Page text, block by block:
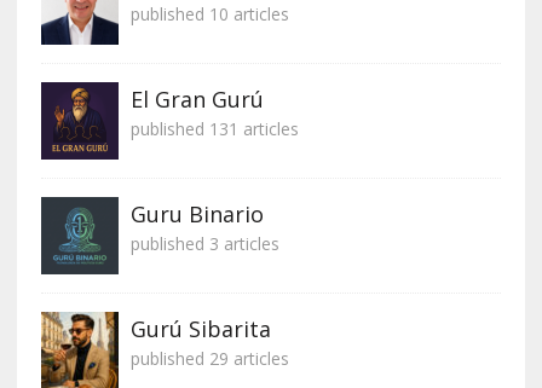
published 10 articles
El Gran Gurú
published 131 articles
Guru Binario
published 3 articles
Gurú Sibarita
published 29 articles